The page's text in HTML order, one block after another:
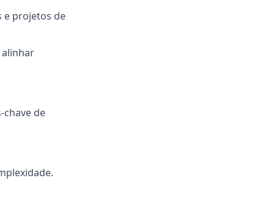
e projetos de
de